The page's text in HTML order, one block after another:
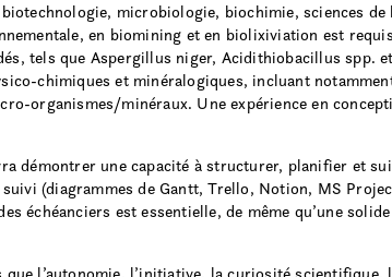
microbiologie, biochimie, sciences de
en biomining et en biolixiviation est
tels que Aspergillus niger, Acidithiobacillus spp.
chimiques et minéralogiques, incluant
organismes/minéraux. Une expérience en
démontrer une capacité à structurer, planifier et
(diagrammes de Gantt, Trello, Notion, MS
échéanciers est essentielle, de même qu’une